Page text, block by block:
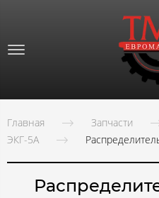
Главная Запчасти
ЭКГ-5А